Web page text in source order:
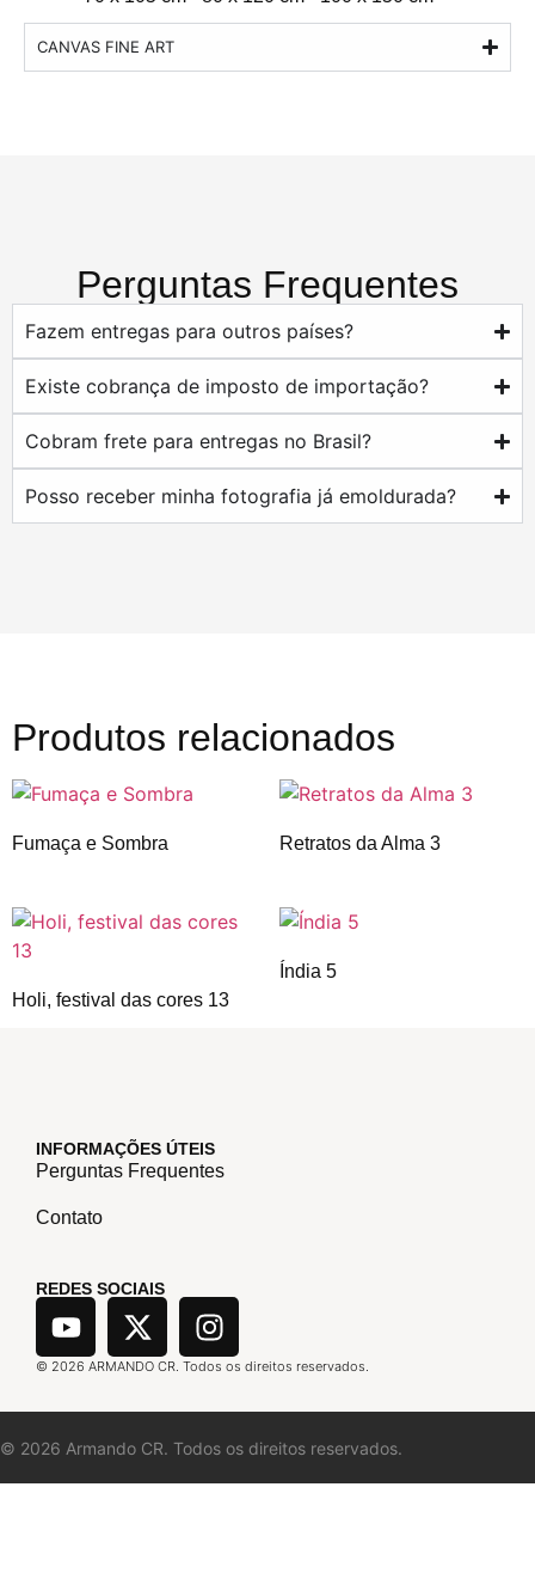
CANVAS FINE ART
Perguntas Frequentes
Fazem entregas para outros países?
Existe cobrança de imposto de importação?
Cobram frete para entregas no Brasil?
Posso receber minha fotografia já emoldurada?
Produtos relacionados
Fumaça e Sombra Retratos da Alma 3
Holi, festival das cores 13
Índia 5
INFORMAÇÕES ÚTEIS
Perguntas Frequentes
Contato
REDES SOCIAIS
© 2026 ARMANDO CR. Todos os direitos reservados.
© 2026 Armando CR. Todos os direitos reservados.